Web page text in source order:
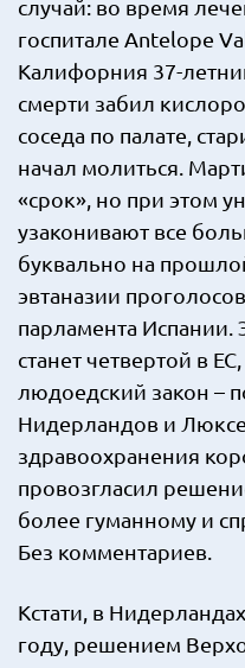
случай: во время
госпитале Antelope
Калифорния 37-
смерти забил
соседа по палате,
начал молиться.
«срок», но при этом
узаконивают все
буквально на
эвтаназии
парламента Испании.
станет четвертой в
людоедский закон –
Нидерландов и
здравоохранения
провозгласил
более гуманному и
Без комментариев.
Кстати, в
году, решением